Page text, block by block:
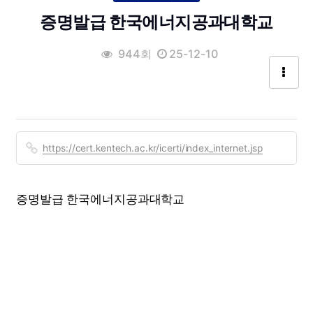
증명발급 한국에너지공과대학교
944회 25-12-10
https://cert.kentech.ac.kr/icerti/index_internet.jsp
증명발급 한국에너지공과대학교